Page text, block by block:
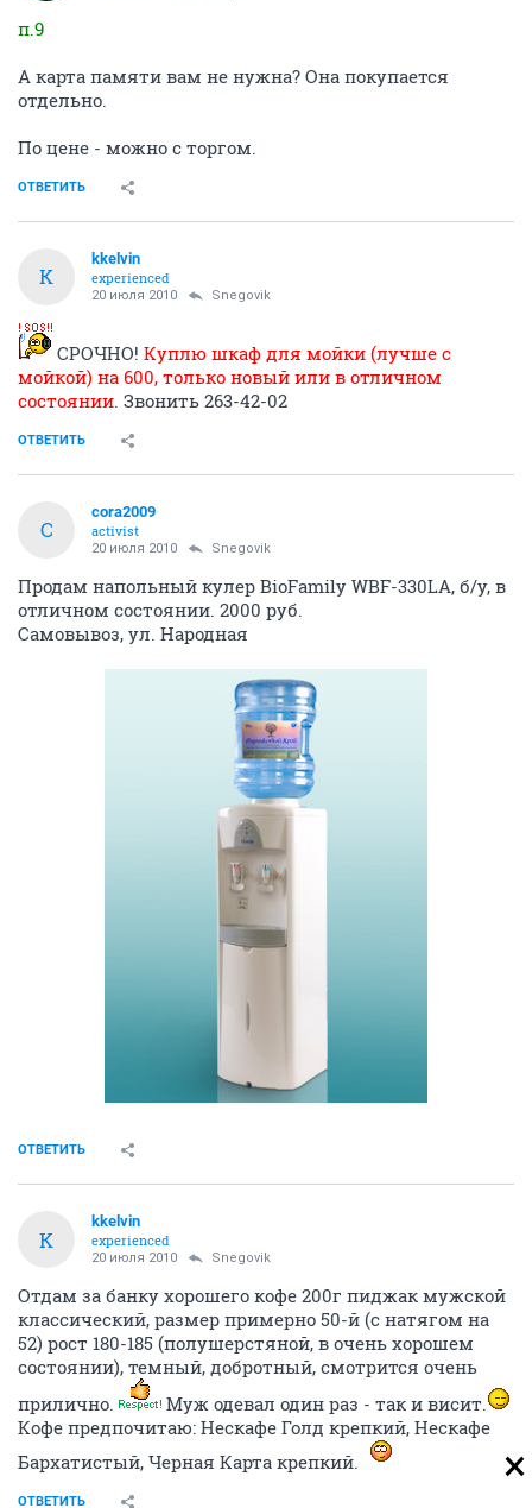
п.9
А карта памяти вам не нужна? Она покупается
отдельно.
По цене - можно с торгом.
ОТВЕТИТЬ
K
kkelvin
experienced
20 июля 2010 Snegovik
СРОЧНО! Куплю шкаф для мойки (лучше с
мойкой) на 600, только новый или в отличном
состоянии. Звонить 263-42-02
ОТВЕТИТЬ
C
cora2009
activist
20 июля 2010 Snegovik
Продам напольный кулер BioFamily WBF-330LA, б/у, в
отличном состоянии. 2000 руб.
Самовывоз, ул. Народная
ОТВЕТИТЬ
K
kkelvin
experienced
20 июля 2010 Snegovik
Отдам за банку хорошего кофе 200г пиджак мужской
классический, размер примерно 50-й (с натягом на
52) рост 180-185 (полушерстяной, в очень хорошем
состоянии), темный, добротный, смотрится очень
прилично.
Муж одевал один раз - так и висит.
Кофе предпочитаю: Нескафе Голд крепкий, Нескафе
Бархатистый, Черная Карта крепкий.
ОТВЕТИТЬ